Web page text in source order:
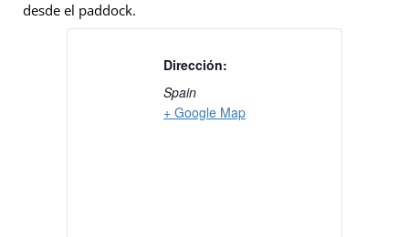
desde el paddock.
Dirección:
Spain
+ Google Map